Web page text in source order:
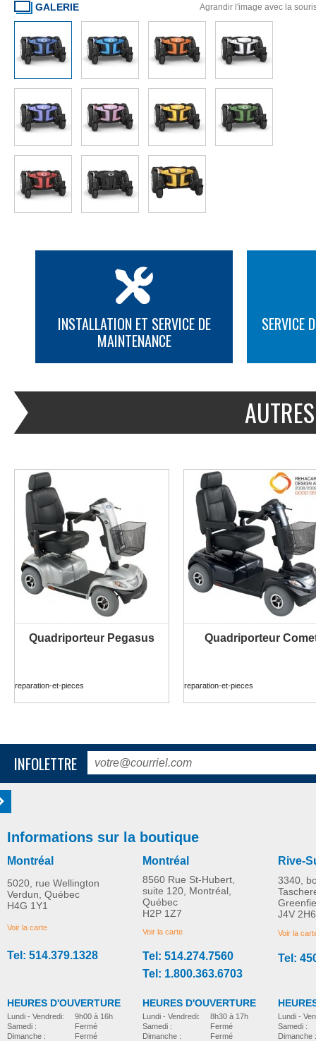
GALERIE Agrandir l'image avec la
INSTALLATION ET SERVICE DE
MAINTENANCE
SERVICE
Quadriporteur Pegasus
PLUS D'INFORMATION
reparation-et-pieces
Quadriporteur
PLUS D'INFORMATION
reparation-et-pieces
Quadriporteur Brio
PLUS D'INFORMATION
reparation-et-pieces
Quadriporteur S11
PLUS D'INFORMATION
reparation-et-pieces
PLUS D'INFORMATION
INFOLETTRE
Informations sur la boutique
Montréal
5020, rue Wellington
Verdun, Québec
H4G 1Y1
Voir la carte
Tel: 514.379.1328
HEURES D'OUVERTURE
Lundi - Vendredi:
Samedi :
Dimanche :
9h00 à 16h
Fermé
Fermé
Montréal
8560 Rue St-Hubert,
suite 120, Montréal,
Québec
H2P 1Z7
Voir la carte
Tel: 514.274.7560
Tel: 1.800.363.6703
HEURES D'OUVERTURE
Lundi - Vendredi:
Samedi :
Dimanche :
8h30 à 17h
Fermé
Fermé
Rive-
3340,
J4V 2H6
Voir la
Tel:
Lundi -
Samedi :
Dimanche :